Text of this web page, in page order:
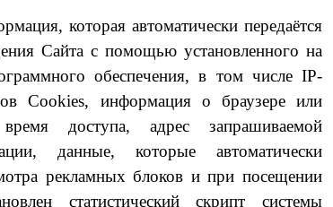
которая автоматически передаётся
Сайта с помощью установленного на
обеспечения, в том числе IP-
Cookies, информация о браузере или
время доступа, адрес запрашиваемой
данные, которые автоматически
рекламных блоков и при посещении
статистический скрипт системы